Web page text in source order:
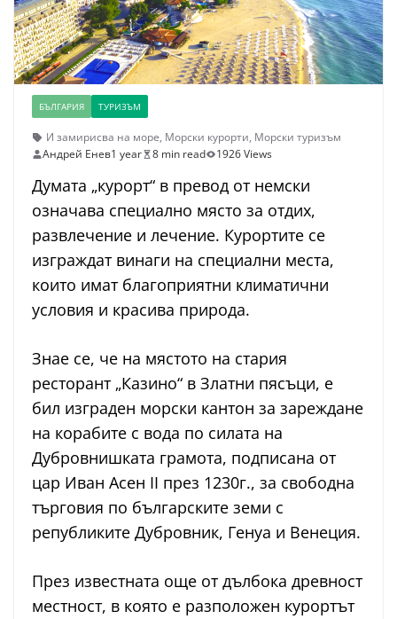
БЪЛГАРИЯ ТУРИЗЪМ
И замирисва на море, Морски курорти, Морски туризъм
Андрей Енев1 year 8 min read 1926 Views
Думата „курорт“ в превод от немски
означава специално място за отдих,
развлечение и лечение. Курортите се
изграждат винаги на специални места,
които имат благоприятни климатични
условия и красива природа.
Знае се, че на мястото на стария
ресторант „Казино“ в Златни пясъци, е
бил изграден морски кантон за зареждане
на корабите с вода по силата на
Дубровнишката грамота, подписана от
цар Иван Асен II през 1230г., за свободна
търговия по българските земи с
републиките Дубровник, Генуа и Венеция.
През известната още от дълбока древност
местност, в която е разположен курортът